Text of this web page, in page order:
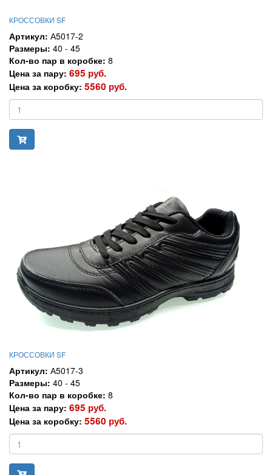
КРОССОВКИ SF
Артикул: А5017-2
Размеры: 40 - 45
Кол-во пар в коробке: 8
Цена за пару: 695 руб.
Цена за коробку: 5560 руб.
КРОССОВКИ SF
Артикул: А5017-3
Размеры: 40 - 45
Кол-во пар в коробке: 8
Цена за пару: 695 руб.
Цена за коробку: 5560 руб.